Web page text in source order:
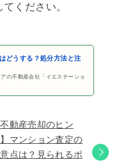
ください。
どうする？処分方法と注
の不動産会社「イエステーショ
不動産売却のヒン
】マンション査定の
点は？見られるポ